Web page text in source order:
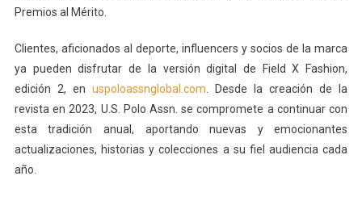
Premios al Mérito.
Clientes, aficionados al deporte, influencers y socios de la marca
ya pueden disfrutar de la versión digital de Field X Fashion,
edición 2, en uspoloassnglobal.com. Desde la creación de la
revista en 2023, U.S. Polo Assn. se compromete a continuar con
esta tradición anual, aportando nuevas y emocionantes
actualizaciones, historias y colecciones a su fiel audiencia cada
año.